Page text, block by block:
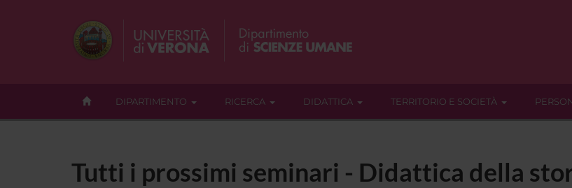
DIPARTIMENTO RICERCA DIDATTICA TERRITORIO E SOCIETÀ
Tutti i prossimi seminari - Didattica della